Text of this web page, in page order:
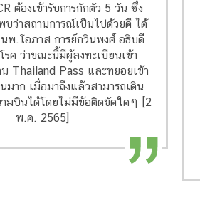
ต้องเข้ารับการกักตัว 5 วัน ซึ่ง
บว่าสถานการณ์เป็นไปด้วยดี ได้
พ.โอภาส การย์กวินพงศ์ อธิบดี
รค ว่าขณะนี้มีผู้ลงทะเบียนเข้า
น Thailand Pass และทยอยเข้า
มาก เมื่อมาถึงแล้วสามารถเดิน
มบินได้โดยไม่มีข้อติดขัดใดๆ [2
พ.ค. 2565]